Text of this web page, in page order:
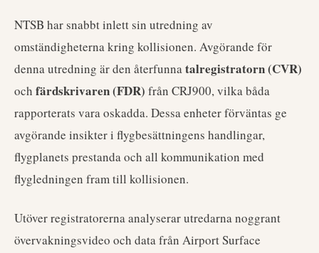
NTSB har snabbt inlett sin utredning av
omständigheterna kring kollisionen. Avgörande för
denna utredning är den återfunnatalregistratorn (CVR)
och färdskrivaren (FDR) från CRJ900, vilka båda
rapporterats vara oskadda. Dessa enheter förväntas ge
avgörande insikter i flygbesättningens handlingar,
flygplanets prestanda och all kommunikation med
flygledningen fram till kollisionen.
Utöver registratorerna analyserar utredarna noggrant
övervakningsvideo och data från Airport Surface